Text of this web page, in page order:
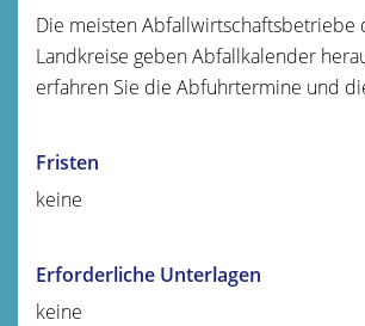
Die meisten Abfallwirtschaftsbetriebe
Landkreise geben Abfallkalender
erfahren Sie die Abfuhrtermine und
Fristen
keine
Erforderliche Unterlagen
keine